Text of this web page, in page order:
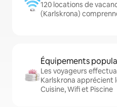
120 locations de
(Karlskrona)
Équipements
Les voyageurs
Karlskrona apprécient
Cuisine, Wifi et Piscine